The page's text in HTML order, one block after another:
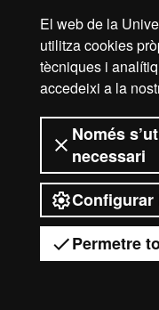
El web de la
utilitza cookies
tècniques i
accedeixi a la
Només
necessari
Configurar
Permetre
Avís legal
Accessibilitat
2026